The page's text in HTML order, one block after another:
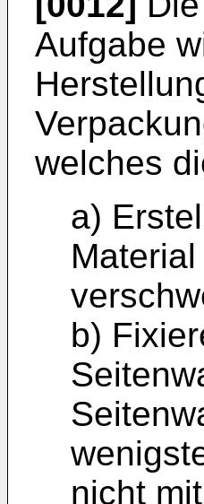
Aufgabe
welches
a)
b)
nicht